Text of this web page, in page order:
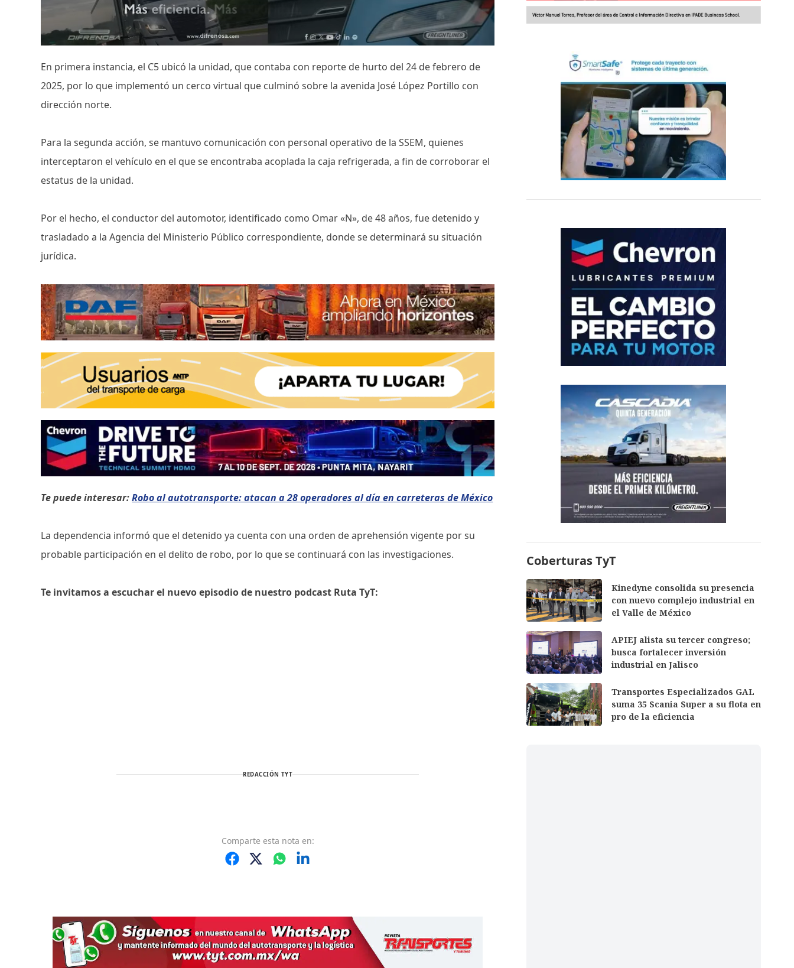
En primera instancia, el C5 ubicó la unidad, que contaba con reporte de hurto del 24 de febrero de
2025, por lo que implementó un cerco virtual que culminó sobre la avenida José López Portillo con
dirección norte.
Para la segunda acción, se mantuvo comunicación con personal operativo de la SSEM, quienes
interceptaron el vehículo en el que se encontraba acoplada la caja refrigerada, a fin de corroborar el
estatus de la unidad.
Por el hecho, el conductor del automotor, identificado como Omar «N», de 48 años, fue detenido y
trasladado a la Agencia del Ministerio Público correspondiente, donde se determinará su situación
jurídica.
Te puede interesar:Robo al autotransporte: atacan a 28 operadores al día en carreteras de México
La dependencia informó que el detenido ya cuenta con una orden de aprehensión vigente por su
probable participación en el delito de robo, por lo que se continuará con las investigaciones.
Te invitamos a escuchar el nuevo episodio de nuestro podcast Ruta TyT:
REDACCIÓN TYT
Comparte esta nota en:
Coberturas TyT
Kinedyne consolida su presencia
con nuevo complejo industrial en
el Valle de México
APIEJ alista su tercer congreso;
busca fortalecer inversión
industrial en Jalisco
Transportes Especializados GAL
suma 35 Scania Super a su flota en
pro de la eficiencia